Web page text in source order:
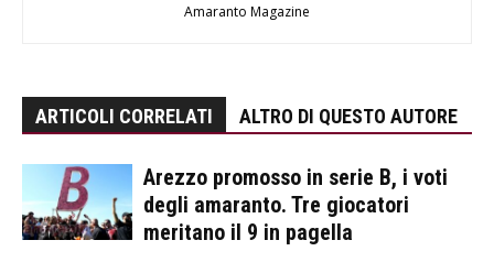
Amaranto Magazine
ARTICOLI CORRELATI ALTRO DI QUESTO AUTORE
Arezzo promosso in serie B, i voti
degli amaranto. Tre giocatori
meritano il 9 in pagella